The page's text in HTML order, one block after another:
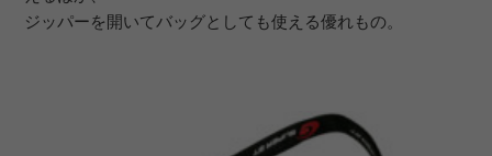
ジッパーを開いてバッグとしても使える優れもの。